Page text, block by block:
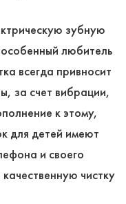
зубную
любитель
всегда привносит
за счет вибрации,
к этому,
для детей имеют
и своего
чистку